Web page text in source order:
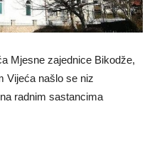
Mjesne zajednice Bikodže,
Vijeća našlo se niz
radnim sastancima